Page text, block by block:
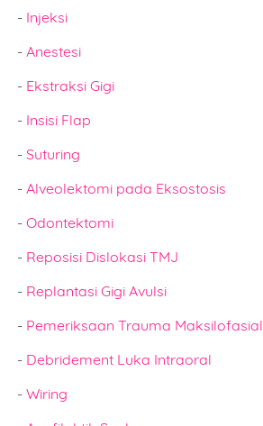
- Injeksi
-Anestesi
- Ekstraksi Gigi
- Insisi Flap
-Suturing
-Alveolektomi pada Eksostosis
-Odontektomi
- Reposisi Dislokasi TMJ
- Replantasi Gigi Avulsi
- Pemeriksaan Trauma Maksilofasial
- Debridement Luka Intraoral
-Wiring